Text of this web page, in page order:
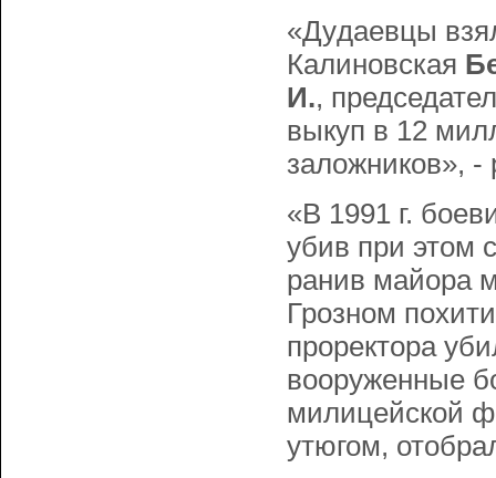
«Дyдаевцы
Калиновская
И.,
выкуп в 12
заложников», -
«В 1991 г.
убив при этом
ранив майора
Грозном
проректора
вооруженные
милицейской
утюгом,